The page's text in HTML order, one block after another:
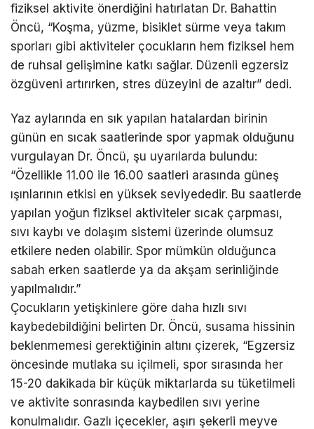
fiziksel aktivite önerdiğini hatırlatan Dr. Bahattin
Öncü, “Koşma, yüzme, bisiklet sürme veya takım
sporları gibi aktiviteler çocukların hem fiziksel hem
de ruhsal gelişimine katkı sağlar. Düzenli egzersiz
özgüveni artırırken, stres düzeyini de azaltır” dedi.
Yaz aylarında en sık yapılan hatalardan birinin
günün en sıcak saatlerinde spor yapmak olduğunu
vurgulayan Dr. Öncü, şu uyarılarda bulundu:
“Özellikle 11.00 ile 16.00 saatleri arasında güneş
ışınlarının etkisi en yüksek seviyededir. Bu saatlerde
yapılan yoğun fiziksel aktiviteler sıcak çarpması,
sıvı kaybı ve dolaşım sistemi üzerinde olumsuz
etkilere neden olabilir. Spor mümkün olduğunca
sabah erken saatlerde ya da akşam serinliğinde
yapılmalıdır.”
Çocukların yetişkinlere göre daha hızlı sıvı
kaybedebildiğini belirten Dr. Öncü, susama hissinin
beklenmemesi gerektiğinin altını çizerek, “Egzersiz
öncesinde mutlaka su içilmeli, spor sırasında her
15-20 dakikada bir küçük miktarlarda su tüketilmeli
ve aktivite sonrasında kaybedilen sıvı yerine
konulmalıdır. Gazlı içecekler, aşırı şekerli meyve